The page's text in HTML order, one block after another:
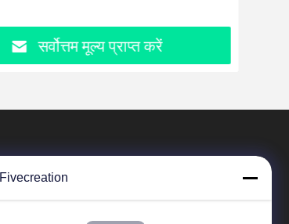
सर्वोत्तम मूल्य प्राप्त करें
Fivecreation